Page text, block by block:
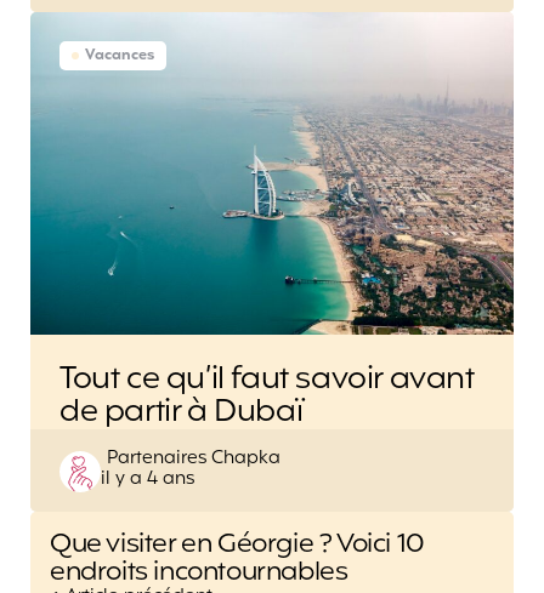
Vacances
Tout ce qu’il faut savoir avant
de partir à Dubaï
Posted
by
Partenaires Chapka
il y a 4 ans
Post
navigation
Que visiter en Géorgie ? Voici 10
endroits incontournables